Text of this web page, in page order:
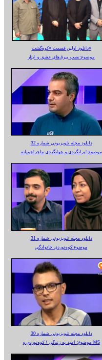
دانلود اولین قسمت «کوه‌گشت»
موضوع:نصب بیرق‌های عشق و ایثار
دانلود مجله تلویزیونی شماره 32
موضوع:ایرانگردی و جهانگردی ماجراجویانه
دانلود مجله تلویزیونی شماره 31
موضوع:کوه‌نوردی خانوادگی
دانلود مجله تلویزیونی شماره 30
موضوع: امید به زندگی / کوه‌نوردی و MS